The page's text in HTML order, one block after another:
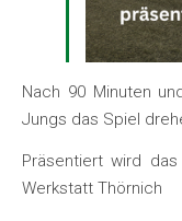
Nach 90 Minuten und einem 0:1 Rückstand konnte unsere
Jungs das Spiel
Präsentiert wird
Werkstatt Thörnich